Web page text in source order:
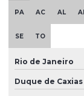
Injeção de borracha
Injeção de
Injeção de peças
PA AC AL
SE TO
Rio de Janeiro
Duque de Caxias